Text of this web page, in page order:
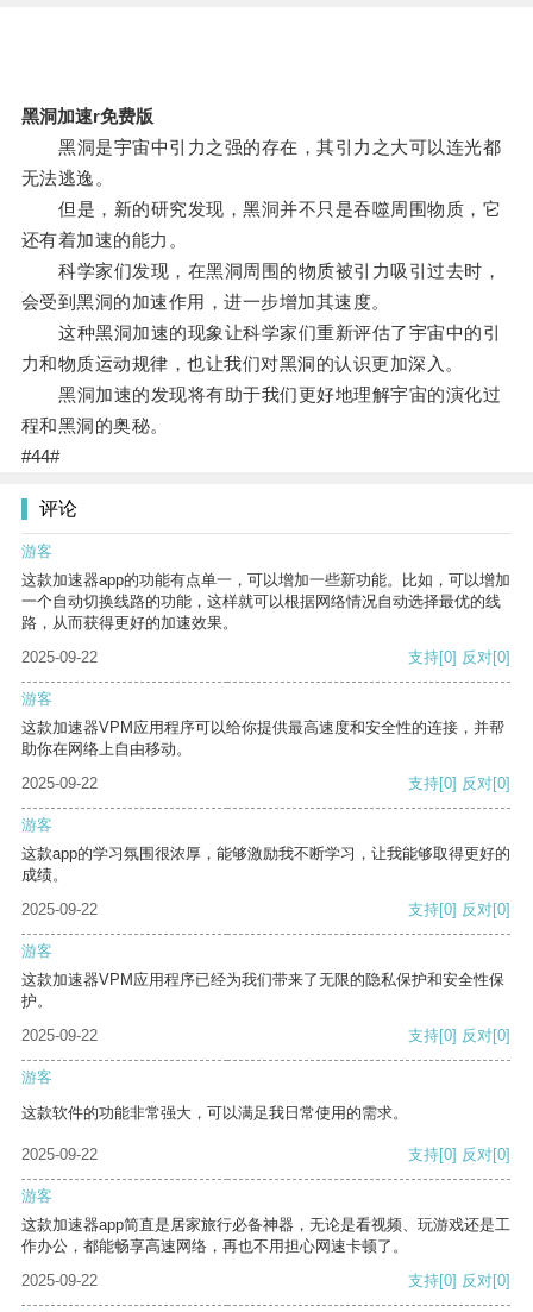
黑洞加速r免费版
黑洞是宇宙中引力之强的存在，其引力之大可以连光都
无法逃逸。
但是，新的研究发现，黑洞并不只是吞噬周围物质，它
还有着加速的能力。
科学家们发现，在黑洞周围的物质被引力吸引过去时，
会受到黑洞的加速作用，进一步增加其速度。
这种黑洞加速的现象让科学家们重新评估了宇宙中的引
力和物质运动规律，也让我们对黑洞的认识更加深入。
黑洞加速的发现将有助于我们更好地理解宇宙的演化过
程和黑洞的奥秘。
#44#
评论
游客
这款加速器app的功能有点单一，可以增加一些新功能。比如，可以增加
一个自动切换线路的功能，这样就可以根据网络情况自动选择最优的线
路，从而获得更好的加速效果。
2025-09-22
支持[0] 反对[0]
游客
这款加速器VPM应用程序可以给你提供最高速度和安全性的连接，并帮
助你在网络上自由移动。
2025-09-22
支持[0] 反对[0]
游客
这款app的学习氛围很浓厚，能够激励我不断学习，让我能够取得更好的
成绩。
2025-09-22
支持[0] 反对[0]
游客
这款加速器VPM应用程序已经为我们带来了无限的隐私保护和安全性保
护。
2025-09-22
支持[0] 反对[0]
游客
这款软件的功能非常强大，可以满足我日常使用的需求。
2025-09-22 支持[0] 反对[0]
游客
这款加速器app简直是居家旅行必备神器，无论是看视频、玩游戏还是工
作办公，都能畅享高速网络，再也不用担心网速卡顿了。
2025-09-22
支持[0] 反对[0]